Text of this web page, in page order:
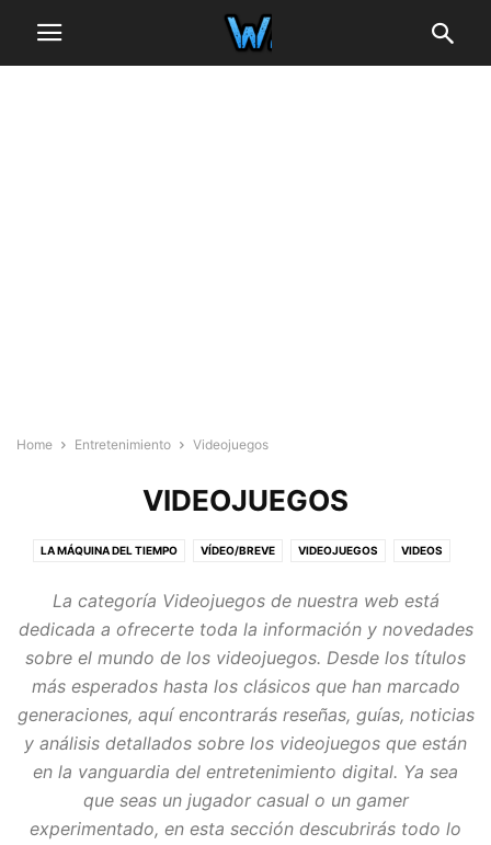
Home Entretenimiento Videojuegos
VIDEOJUEGOS
LA MÁQUINA DEL TIEMPO VÍDEO/BREVE VIDEOJUEGOS VIDEOS
La categoría Videojuegosde nuestra web está
dedicada a ofrecerte toda la información y novedades
sobre el mundo de los videojuegos. Desde los títulos
más esperados hasta los clásicos que han marcado
generaciones, aquí encontrarás reseñas, guías, noticias
y análisis detallados sobre los videojuegos que están
en la vanguardia del entretenimiento digital. Ya sea
que seas un jugador casual o un gamer
experimentado, en esta sección descubrirás todo lo